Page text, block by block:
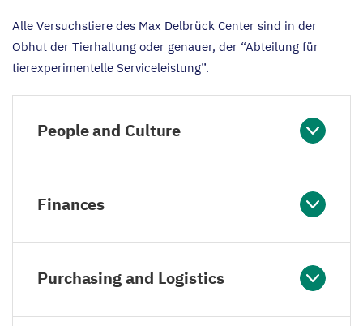
Alle Versuchstiere des Max Delbrück Center sind in der
Obhut der Tierhaltung oder genauer, der “Abteilung für
tierexperimentelle Serviceleistung”.
People and Culture
Finances
Purchasing and Logistics